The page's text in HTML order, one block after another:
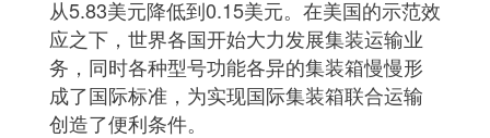
从5.83美元降低到0.15美元。在美国的示范效
应之下，世界各国开始大力发展集装运输业
务，同时各种型号功能各异的集装箱慢慢形
成了国际标准，为实现国际集装箱联合运输
创造了便利条件。